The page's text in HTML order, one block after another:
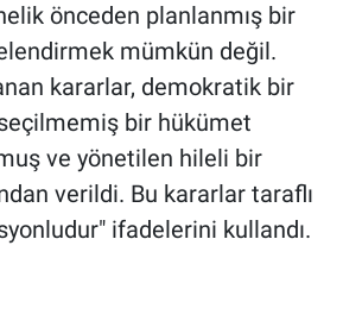
önceden planlanmış bir
mümkün değil.
kararlar, demokratik bir
bir hükümet
ve yönetilen hileli bir
verildi. Bu kararlar taraflı
ifadelerini kullandı.